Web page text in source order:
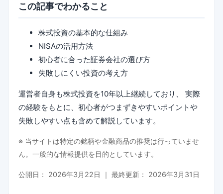
この記事でわかること
株式投資の基本的な仕組み
NISAの活用方法
初心者に合った証券会社の選び方
失敗しにくい投資の考え方
運営者自身も株式投資を10年以上継続しており、 実際
の経験をもとに、初心者がつまずきやすいポイントや
失敗しやすい点も含めて解説しています。
※ 当サイトは特定の銘柄や金融商品の推奨は行っていませ
ん。一般的な情報提供を目的としています。
公開日： 2026年3月22日 ｜ 最終更新： 2026年3月31日